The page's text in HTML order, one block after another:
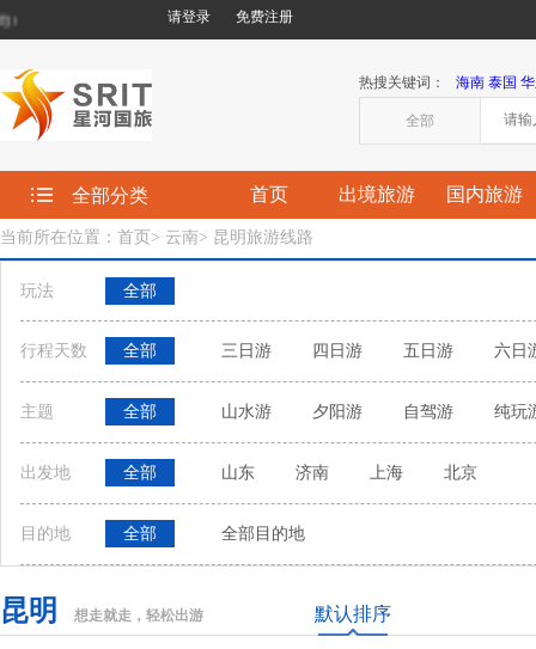
请登录 免费注册
热搜关键词： 海南 泰国
全部
全部分类 首页 出境旅游 国内旅游
当前所在位置：首页 > 云南> 昆明旅游线路
玩法 全部
行程天数 全部 三日游 四日游 五日游 六日
主题 全部 山水游 夕阳游 自驾游 纯玩
出发地 全部 山东 济南 上海 北京
目的地 全部 全部目的地
昆明 想走就走，轻松出游 默认排序